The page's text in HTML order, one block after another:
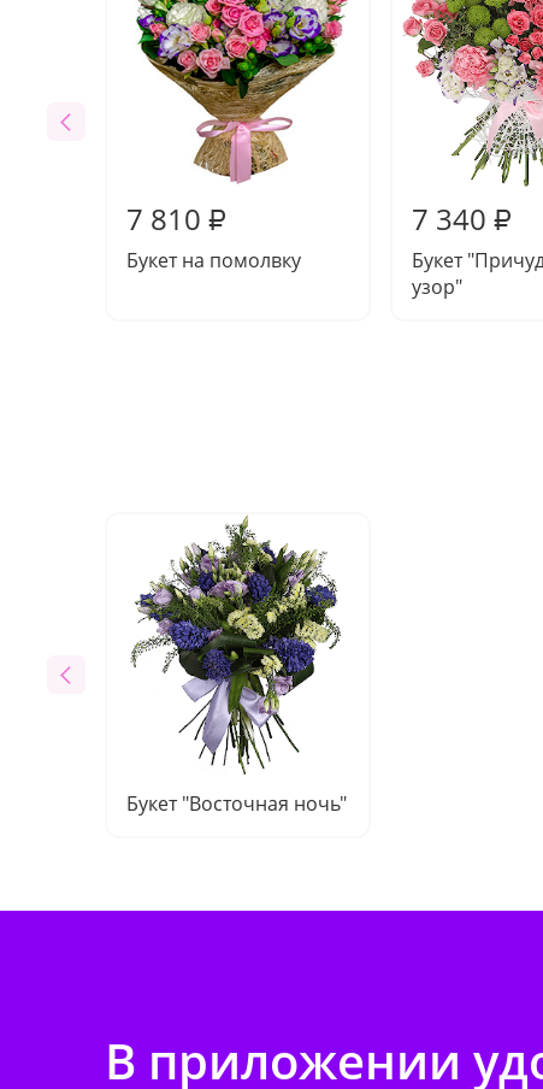
7 810 ₽
Букет на помолвку
7 340 ₽
Букет
узор"
Букет "Восточная ночь"
В приложении